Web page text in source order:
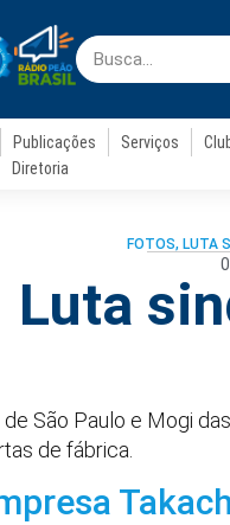
Publicações Serviços
Diretoria
FOTOS, LUTA
Luta
São Paulo e Mogi
de fábrica.